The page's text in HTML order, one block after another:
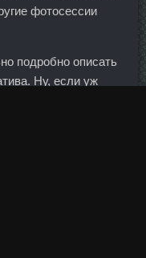
фотосессии
подробно описать
Ну, если уж